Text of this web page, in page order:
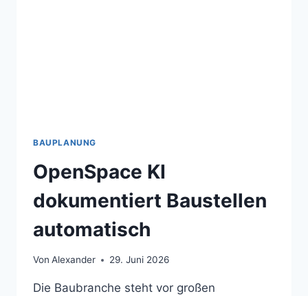
BAUPLANUNG
OpenSpace KI
dokumentiert Baustellen
automatisch
Von Alexander 29. Juni 2026
Die Baubranche steht vor großen